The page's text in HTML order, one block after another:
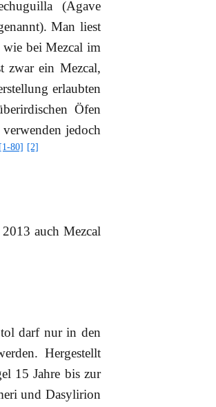
(Agave
Man liest
wie bei Mezcal im
zwar ein Mezcal,
erlaubten
Öfen
jedoch
[1-80] [2]
auch Mezcal
darf nur in den
Hergestellt
15 Jahre bis zur
und Dasylirion